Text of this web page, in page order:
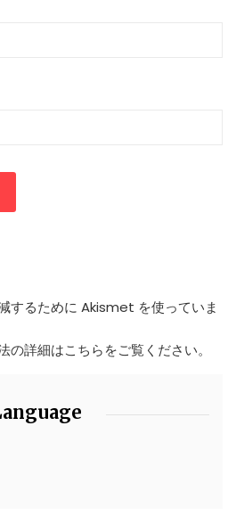
するために Akismet を使っていま
の詳細はこちらをご覧ください。